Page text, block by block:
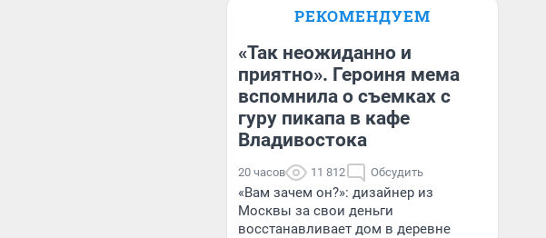
РЕКОМЕНДУЕМ
«Так неожиданно и
приятно». Героиня мема
вспомнила о съемках с
гуру пикапа в кафе
Владивостока
20 часов 11 812 Обсудить
«Вам зачем он?»: дизайнер из
Москвы за свои деньги
восстанавливает дом в деревне